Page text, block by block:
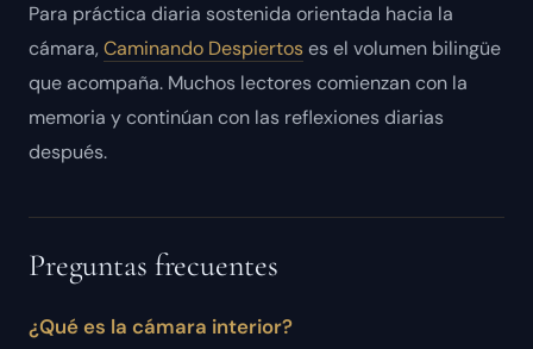
Para práctica diaria sostenida orientada hacia la
cámara, Caminando Despiertoses el volumen bilingüe
que acompaña. Muchos lectores comienzan con la
memoria y continúan con las reflexiones diarias
después.
Preguntas frecuentes
¿Qué es la cámara interior?